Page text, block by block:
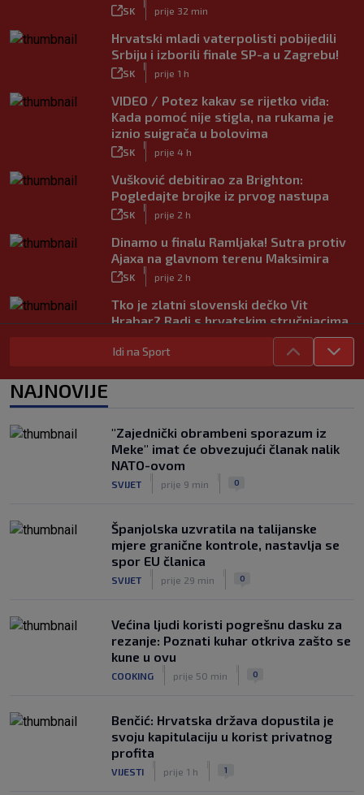
SK prije 32 min
Hrvatski mladi vaterpolisti pobijedili
Srbiju i izborili finale SP-a u Zagrebu!
SK prije 1 h
VIDEO / Potez kakav se rijetko viđa:
Kada pomoć nije stigla, na rukama je
iznio suigrača u bolovima
SK prije 4 h
Vušković debitirao za Brighton:
Pogledajte brojke iz prvog nastupa
SK prije 2 h
Dinamo u finalu Ramljaka! Sutra protiv
Ajaxa na glavnom terenu Maksimira
SK prije 2 h
Tko je zlatni slovenski dečko Vit
Hrabar? Radi s hrvatskim stručnjacima,
SK
|
prije 2 h
Vodič za prvenstvo Nizozemske na SK:
Hrvati
SK
|
prije 5 h
Slatke muke za Bilića: Bio je na širem
popisu Vatrenih za SP, a sada je
SK prije 4 h
Idi na Sport
NAJNOVIJE
"Zajednički obrambeni sporazum iz
Meke" imat će obvezujući članak nalik
NATO-ovom
SVIJET prije 9 min 0
Španjolska uzvratila na talijanske
mjere granične kontrole, nastavlja se
spor EU članica
SVIJET prije 29 min 0
Većina ljudi koristi pogrešnu dasku za
rezanje: Poznati kuhar otkriva zašto se
kune u ovu
COOKING prije 50 min 0
Benčić: Hrvatska država dopustila je
svoju kapitulaciju u korist privatnog
profita
VIJESTI prije 1 h 1